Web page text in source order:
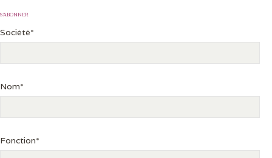
S’ABONNER
Société*
Nom*
Fonction*